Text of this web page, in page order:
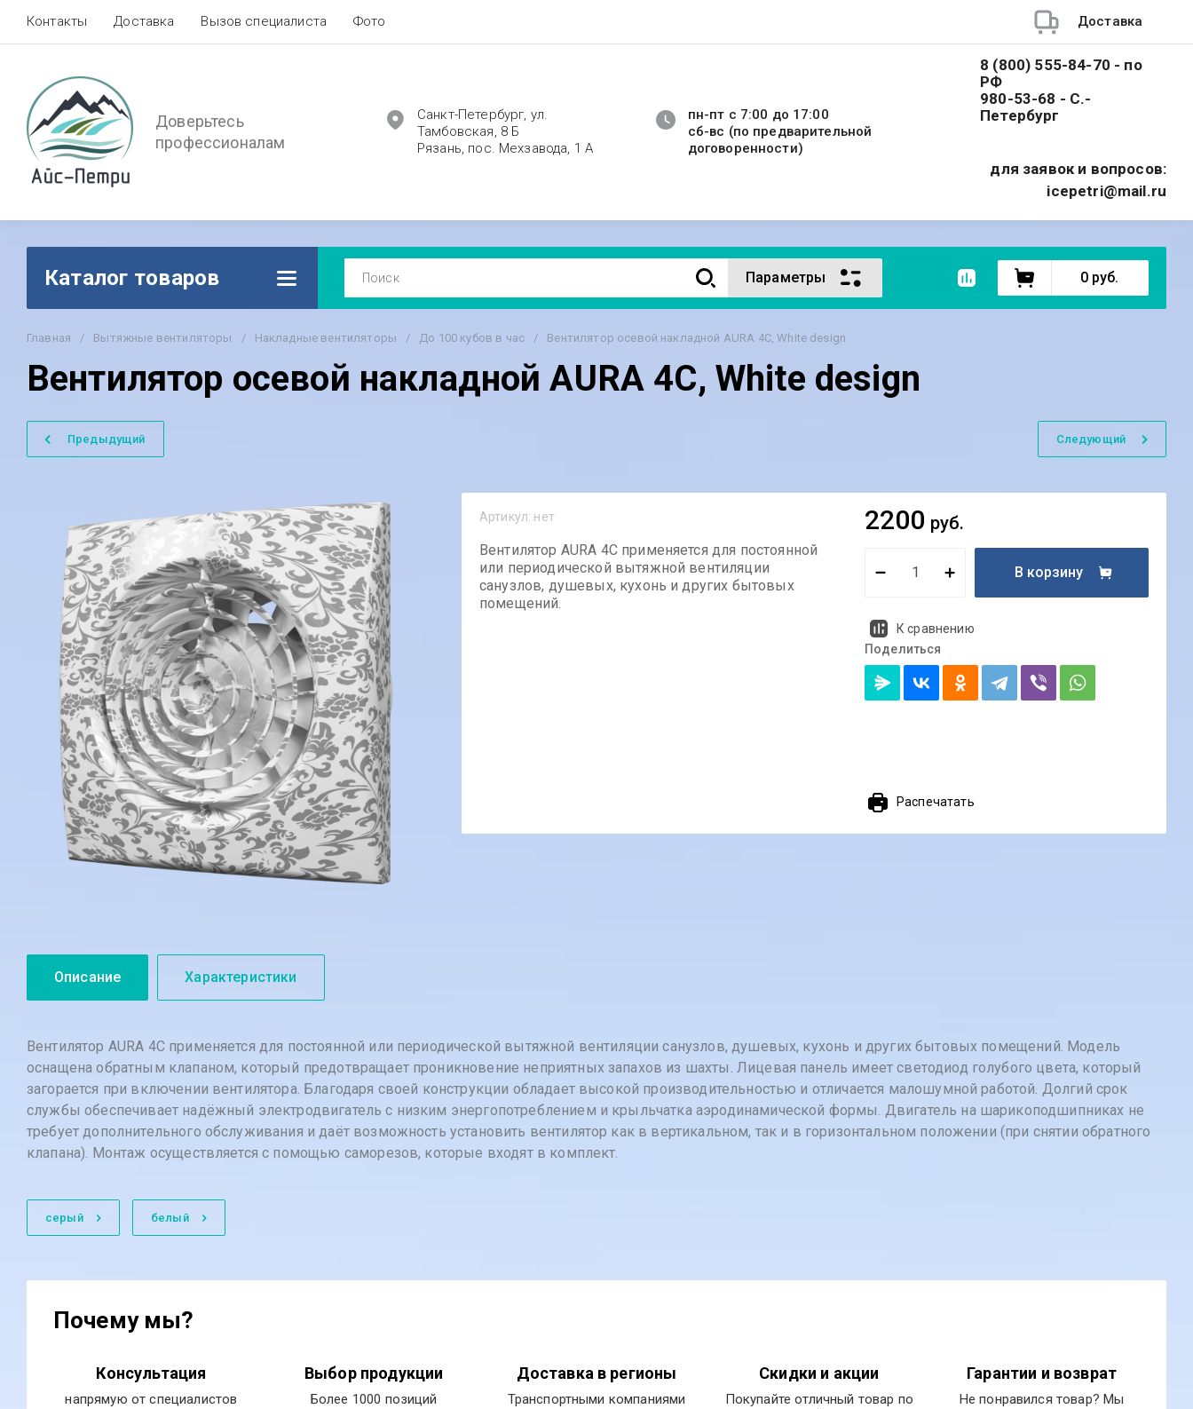
Контакты Доставка Вызов специалиста Фото Доставка
Доверьтесь
профессионалам
Санкт-Петербург, ул.
Тамбовская, 8 Б
Рязань, пос. Мехзавода, 1 А
пн-пт с 7:00 до 17:00
сб-вс (по предварительной
договоренности)
8 (800) 555-84-70 - по
РФ
980-53-68 - С.-
Петербург
для заявок и вопросов:
icepetri@mail.ru
Каталог товаров Параметры 0 руб.
Главная / Вытяжные вентиляторы / Накладные вентиляторы / До 100 кубов в час / Вентилятор осевой накладной AURA 4C, White design
Вентилятор осевой накладной AURA 4C, White design
Предыдущий Следующий
Артикул: нет
Вентилятор AURA 4C применяется для постоянной
или периодической вытяжной вентиляции
санузлов, душевых, кухонь и других бытовых
помещений.
2200 руб.
В корзину
К сравнению
Поделиться
Распечатать
Описание Характеристики
Вентилятор AURA 4C применяется для постоянной или периодической вытяжной вентиляции санузлов, душевых, кухонь и других бытовых помещений. Модель
оснащена обратным клапаном, который предотвращает проникновение неприятных запахов из шахты. Лицевая панель имеет светодиод голубого цвета, который
загорается при включении вентилятора. Благодаря своей конструкции обладает высокой производительностью и отличается малошумной работой. Долгий срок
службы обеспечивает надёжный электродвигатель с низким энергопотреблением и крыльчатка аэродинамической формы. Двигатель на шарикоподшипниках не
требует дополнительного обслуживания и даёт возможность установить вентилятор как в вертикальном, так и в горизонтальном положении (при снятии обратного
клапана). Монтаж осуществляется с помощью саморезов, которые входят в комплект.
серый белый
Почему мы?
Консультация
напрямую от специалистов
Выбор продукции
Более 1000 позиций
Доставка в регионы
Транспортными компаниями
Скидки и акции
Покупайте отличный товар по
Гарантии и возврат
Не понравился товар? Мы